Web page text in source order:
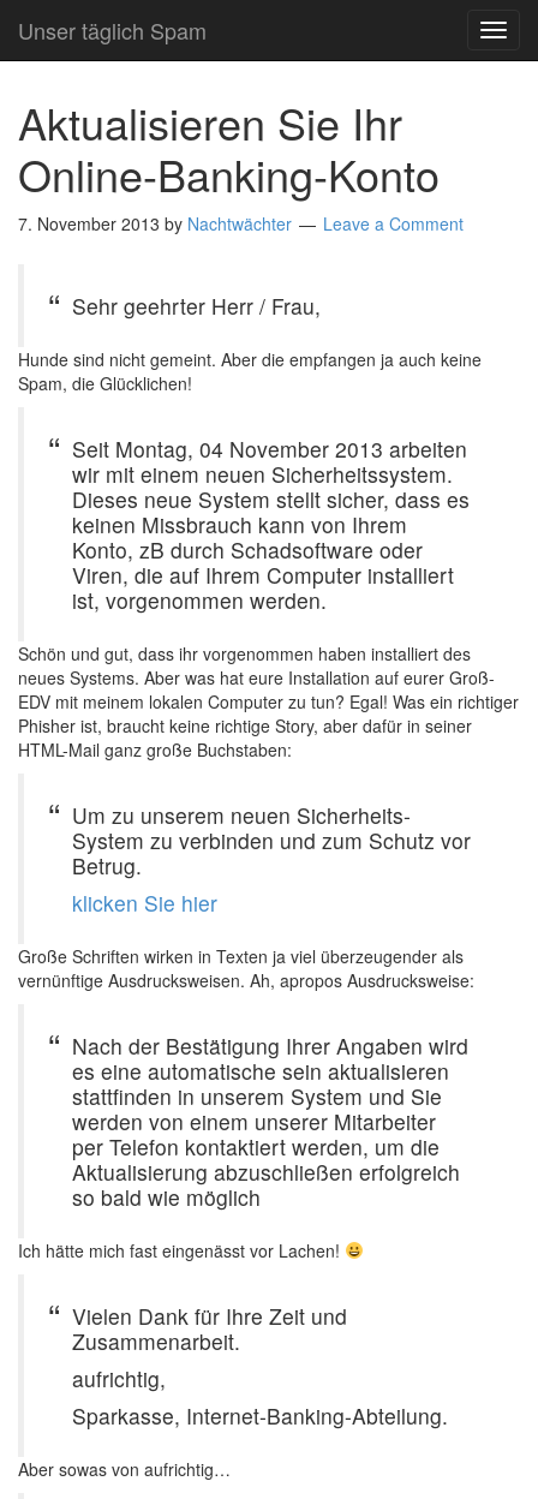
Unser täglich Spam
Aktualisieren Sie Ihr
Online-Banking-Konto
7. November 2013 by Nachtwächter Leave a Comment
Sehr geehrter Herr / Frau,
Hunde sind nicht gemeint. Aber die empfangen ja auch keine
Spam, die Glücklichen!
Seit Montag, 04 November 2013 arbeiten
wir mit einem neuen Sicherheitssystem.
Dieses neue System stellt sicher, dass es
keinen Missbrauch kann von Ihrem
Konto, zB durch Schadsoftware oder
Viren, die auf Ihrem Computer installiert
ist, vorgenommen werden.
Schön und gut, dass ihr vorgenommen haben installiert des
neues Systems. Aber was hat eure Installation auf eurer Groß-
EDV mit meinem lokalen Computer zu tun? Egal! Was ein richtiger
Phisher ist, braucht keine richtige Story, aber dafür in seiner
HTML-Mail ganz große Buchstaben:
Um zu unserem neuen Sicherheits-
System zu verbinden und zum Schutz vor
Betrug.
klicken Sie hier
Große Schriften wirken in Texten ja viel überzeugender als
vernünftige Ausdrucksweisen. Ah, apropos Ausdrucksweise:
Nach der Bestätigung Ihrer Angaben wird
es eine automatische sein aktualisieren
stattfinden in unserem System und Sie
werden von einem unserer Mitarbeiter
per Telefon kontaktiert werden, um die
Aktualisierung abzuschließen erfolgreich
so bald wie möglich
Ich hätte mich fast eingenässt vor Lachen!
Vielen Dank für Ihre Zeit und
Zusammenarbeit.
aufrichtig,
Sparkasse, Internet-Banking-Abteilung.
Aber sowas von aufrichtig…